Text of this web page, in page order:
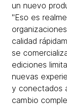
un nuevo
"Eso es
calidad
se
ediciones
nuevas
y conectados
cambio